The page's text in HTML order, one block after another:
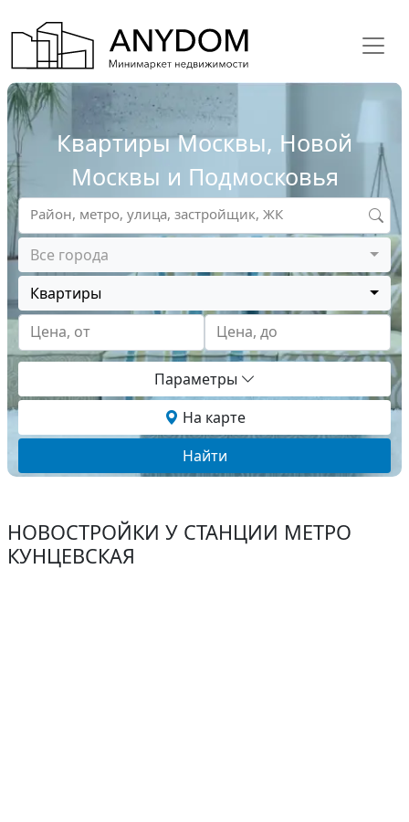
Квартиры Москвы, Новой
Москвы и Подмосковья
Все города
Квартиры
Цена, от
Цена, до
Район, метро, улица, застройщик, ЖК
Параметры
На карте
Найти
НОВОСТРОЙКИ У СТАНЦИИ МЕТРО
КУНЦЕВСКАЯ